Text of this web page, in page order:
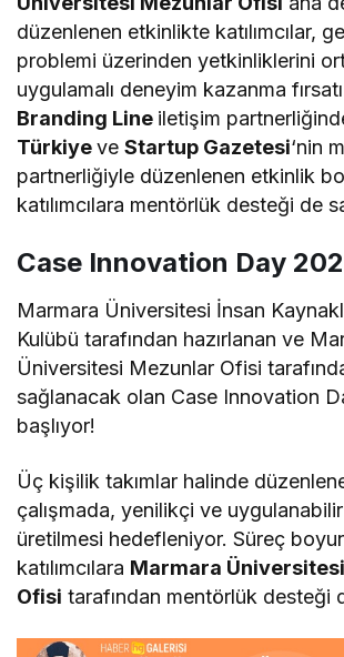
düzenlenen etkinlikte katılımcılar,
problemi üzerinden yetkinliklerini
uygulamalı deneyim kazanma
Branding Line iletişim
TürkiyeveStartup Gazetesi‘nin
partnerliğiyle düzenlenen etkinlik
katılımcılara mentörlük desteği de
Case Innovation Day
Marmara Üniversitesi İnsan
Kulübü tarafından hazırlanan ve
Üniversitesi Mezunlar Ofisi
sağlanacak olan Case Innovation
başlıyor!
Üç kişilik takımlar halinde
çalışmada, yenilikçi ve
üretilmesi hedefleniyor. Süreç
katılımcılara Marmara
Ofisi tarafından mentörlük desteği